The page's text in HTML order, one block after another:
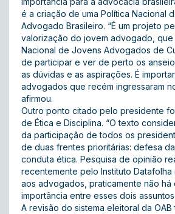
é a criação de uma Política Nacional
Advogado Brasileiro. “É um projeto
valorização do jovem advogado, que
Nacional de Jovens Advogados de
de participar e ver de perto os
as dúvidas e as aspirações. É
advogados que recém ingressaram
afirmou.
Outro ponto citado pelo presidente
de Ética e Disciplina. “O texto
da participação de todos os
de duas frentes prioritárias: defesa
conduta ética. Pesquisa de opinião
recentemente pelo Instituto Datafolha
aos advogados, praticamente não
importância entre esses dois
A revisão do sistema eleitoral da OAB